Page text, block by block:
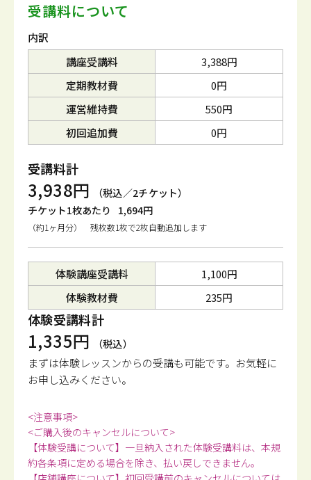
受講料について
内訳
講座受講料
3,388円
定期教材費
0円
運営維持費
550円
初回追加費
0円
受講料計
3,938円
（税込／2チケット）
チケット1枚あたり
1,694円
（約1ヶ月分） 残枚数1枚で2枚自動追加します
体験講座受講料
1,100円
体験教材費
235円
体験受講料計
1,335円 （税込）
まずは体験レッスンからの受講も可能です。 お気軽に
お申し込みください。
<注意事項>
<ご購入後のキャンセルについて>
【体験受講について】一旦納入された体験受講料は、本規
約各条項に定める場合を除き、払い戻しできません。